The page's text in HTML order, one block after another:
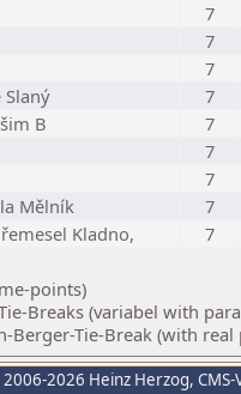
7
7
7
7
B
7
7
7
Mělník
7
Kladno,
7
points)
Breaks (variabel with
Berger-Tie-Break (with real
2026 Heinz Herzog,